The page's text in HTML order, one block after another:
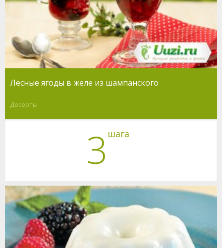
Лесные ягоды в желе из шампанского
Десерты
3 шага